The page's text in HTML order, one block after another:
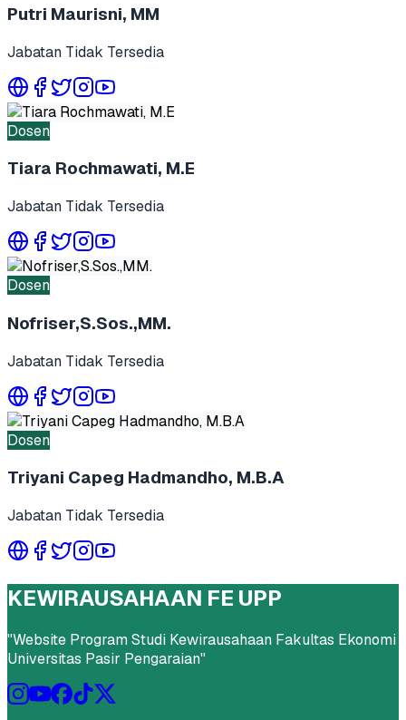
Putri Maurisni, MM
Jabatan Tidak Tersedia
Dosen
Tiara Rochmawati, M.E
Jabatan Tidak Tersedia
Dosen
Nofriser,S.Sos.,MM.
Jabatan Tidak Tersedia
Dosen
Triyani Capeg Hadmandho, M.B.A
Jabatan Tidak Tersedia
KEWIRAUSAHAAN FE UPP
"Website Program Studi Kewirausahaan Fakultas Ekonomi
Universitas Pasir Pengaraian"